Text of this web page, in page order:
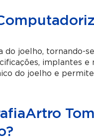
joelho, tornando-
implantes e
do joelho e